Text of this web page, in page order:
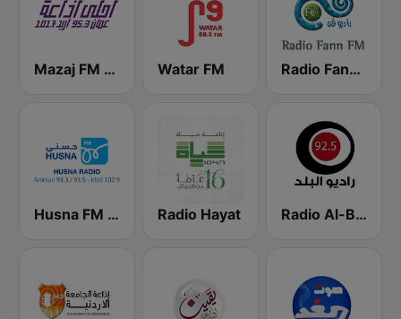
Mazaj FM (مزاج إف إم) Watar FM Radio Fann (راديو فن)
Husna FM (حسنى) Radio Hayat Radio Al-Balad 92.5 (راديو البلد)